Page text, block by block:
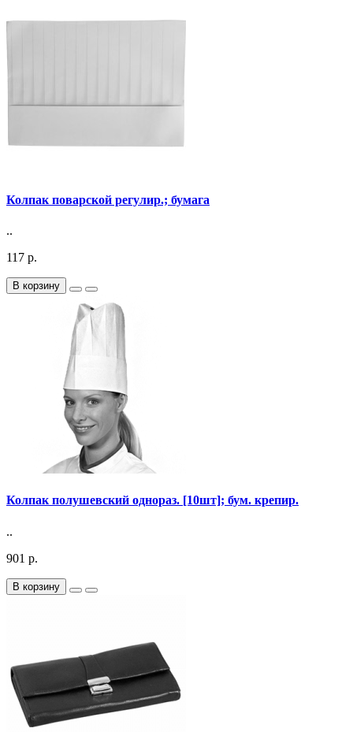
Колпак поварской регулир.; бумага
..
117 р.
В корзину
Колпак полушевский однораз. [10шт]; бум. крепир.
..
901 р.
В корзину